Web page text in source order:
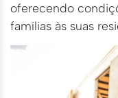
oferecendo
famílias às suas